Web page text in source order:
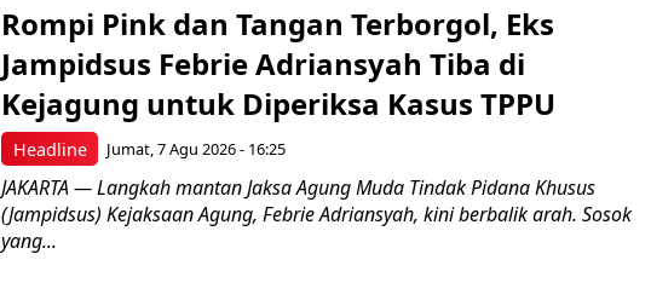
Headline
Rompi Pink dan Tangan Terborgol, Eks
Jampidsus Febrie Adriansyah Tiba di
Kejagung untuk Diperiksa Kasus TPPU
Jumat, 7 Agu 2026 - 16:25
JAKARTA — Langkah mantan Jaksa Agung Muda Tindak Pidana Khusus
(Jampidsus) Kejaksaan Agung, Febrie Adriansyah, kini berbalik arah. Sosok
yang...